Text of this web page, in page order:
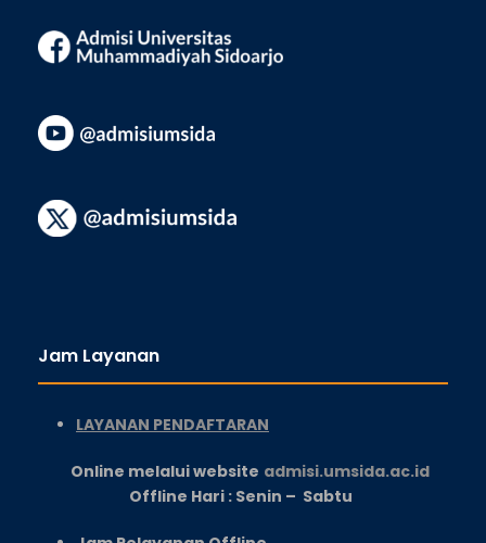
Jam Layanan
LAYANAN PENDAFTARAN
Online melalui website admisi.umsida.ac.id
Offline Hari : Senin – Sabtu